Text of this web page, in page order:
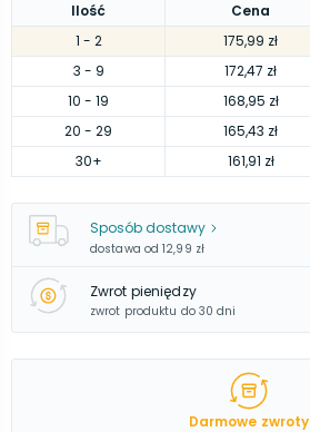
Ilość Cena
1 - 2 175,99 zł
3 - 9 172,47 zł
10 - 19 168,95 zł
20 - 29 165,43 zł
30+ 161,91 zł
Sposób dostawy
dostawa od 12,99 zł
Zwrot pieniędzy
zwrot produktu do 30 dni
Darmowe zwroty